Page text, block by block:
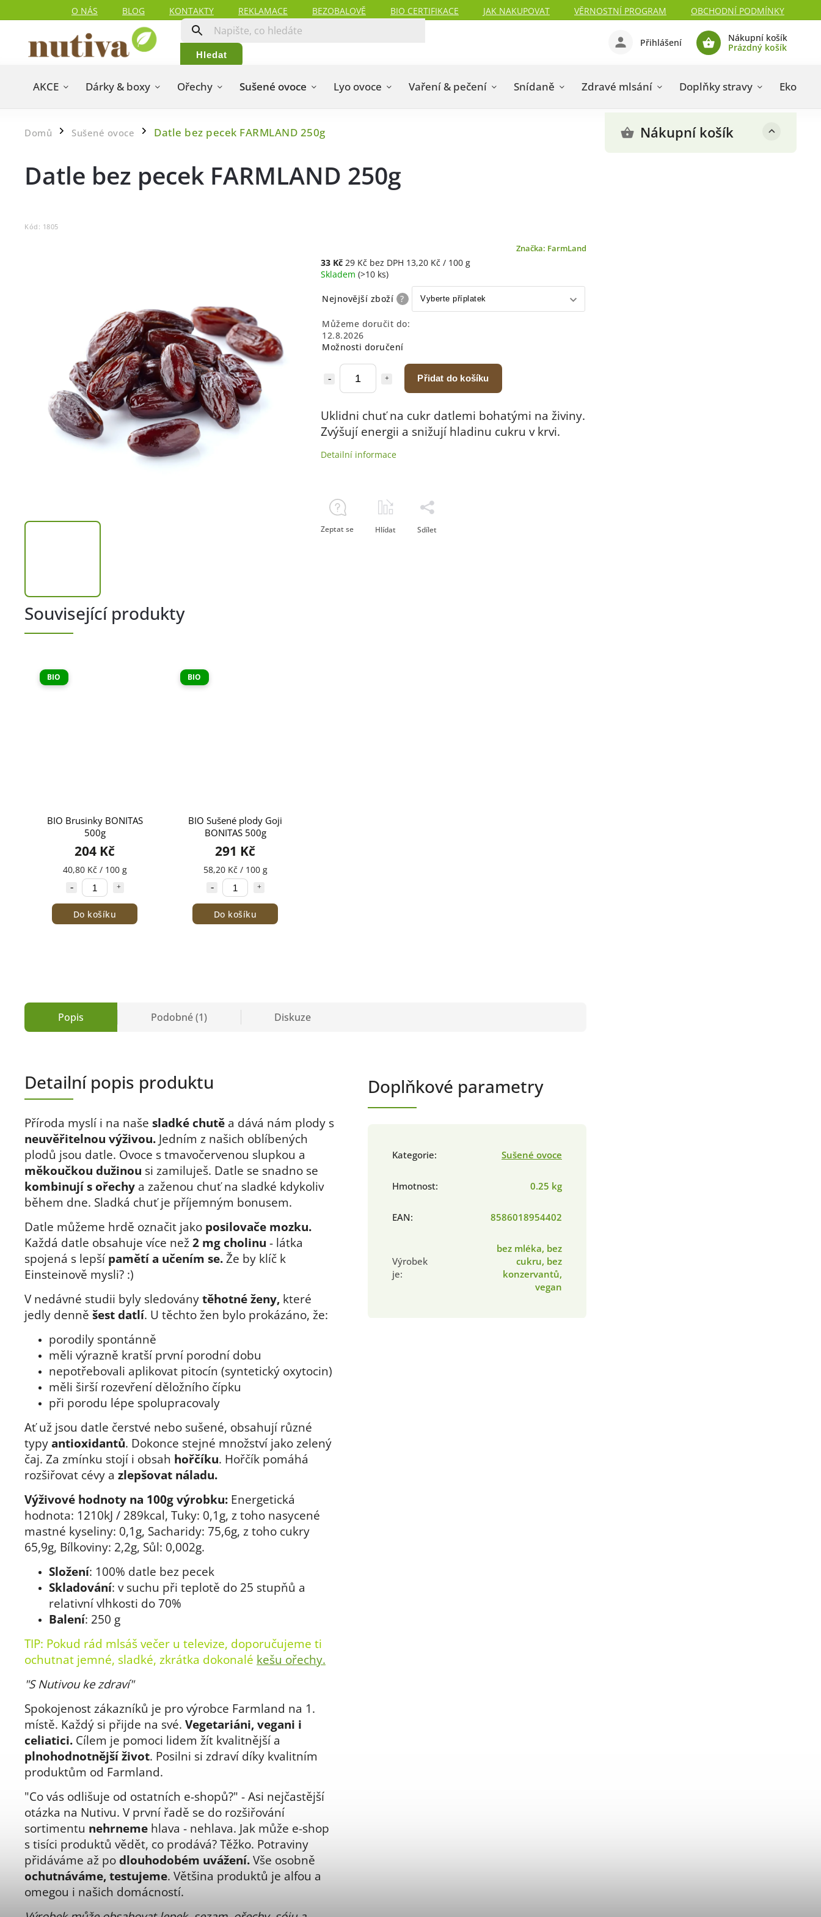
O NÁS BLOG KONTAKTY REKLAMACE BEZOBALOVĚ BIO CERTIFIKACE JAK NAKUPOVAT VĚRNOSTNÍ PROGRAM OBCHODNÍ PODMÍNKY
Hledat
Nákupní košík
Prázdný košík
Přihlášení
AKCE Dárky & boxy Ořechy Sušené ovoce Lyo ovoce Vaření & pečení Snídaně Zdravé mlsání Doplňky stravy Eko
Domů / Sušené ovoce / Datle bez pecek FARMLAND 250g Nákupní košík
Datle bez pecek FARMLAND 250g
Kód: 1805
Značka: FarmLand
33 Kč 29 Kč bez DPH 13,20 Kč / 100 g
Skladem (>10 ks)
Nejnovější zboží ?
Můžeme doručit do:
12.8.2026
Možnosti doručení
Přidat do košíku
Uklidni chuť na cukr datlemi bohatými na živiny.
Zvýšují energii a snižují hladinu cukru v krvi.
Detailní informace
Zeptat se Hlídat Sdílet
Související produkty
BIO
BIO Brusinky BONITAS
500g
204 Kč
40,80 Kč / 100 g
Do košíku
BIO
BIO Sušené plody Goji
BONITAS 500g
291 Kč
58,20 Kč / 100 g
Do košíku
Popis Podobné (1) Diskuze
Detailní popis produktu
Příroda myslí i na naše sladké chutě a dává nám plody s
neuvěřitelnou výživou. Jedním z našich oblíbených
plodů jsou datle. Ovoce s tmavočervenou slupkou a
měkoučkou dužinou si zamiluješ. Datle se snadno se
kombinují s ořechy a zaženou chuť na sladké kdykoliv
během dne. Sladká chuť je příjemným bonusem.
Datle můžeme hrdě označit jako posilovače mozku.
Každá datle obsahuje více než 2 mg cholinu - látka
spojená s lepší pamětí a učením se. Že by klíč k
Einsteinově mysli? :)
V nedávné studii byly sledovány těhotné ženy, které
jedly denně šest datlí. U těchto žen bylo prokázáno, že:
porodily spontánně
měli výrazně kratší první porodní dobu
nepotřebovali aplikovat pitocín (syntetický oxytocin)
měli širší rozevření děložního čípku
při porodu lépe spolupracovaly
Ať už jsou datle čerstvé nebo sušené, obsahují různé
typy antioxidantů. Dokonce stejné množství jako zelený
čaj. Za zmínku stojí i obsah hořčíku. Hořčík pomáhá
rozšiřovat cévy a zlepšovat náladu.
Výživové hodnoty na 100g výrobku: Energetická
hodnota: 1210kJ / 289kcal, Tuky: 0,1g, z toho nasycené
mastné kyseliny: 0,1g, Sacharidy: 75,6g, z toho cukry
65,9g, Bílkoviny: 2,2g, Sůl: 0,002g.
Složení: 100% datle bez pecek
Skladování: v suchu při teplotě do 25 stupňů a
relativní vlhkosti do 70%
Balení: 250 g
TIP: Pokud rád mlsáš večer u televize, doporučujeme ti
ochutnat jemné, sladké, zkrátka dokonalé kešu ořechy.
"S Nutivou ke zdraví"
Spokojenost zákazníků je pro výrobce Farmland na 1.
místě. Každý si přijde na své. Vegetariáni, vegani i
celiatici. Cílem je pomoci lidem žít kvalitnější a
plnohodnotnější život. Posilni si zdraví díky kvalitním
produktům od Farmland.
"Co vás odlišuje od ostatních e-shopů?" - Asi nejčastější
otázka na Nutivu. V první řadě se do rozšiřování
sortimentu nehrneme hlava - nehlava. Jak může e-shop
s tisíci produktů vědět, co prodává? Těžko. Potraviny
přidáváme až po dlouhodobém uvážení. Vše osobně
ochutnáváme, testujeme. Většina produktů je alfou a
omegou i našich domácností.
Doplňkové parametry
Kategorie: Sušené ovoce
Hmotnost: 0.25 kg
EAN: 8586018954402
Výrobek
je:
bez mléka, bez
cukru, bez
konzervantů,
vegan